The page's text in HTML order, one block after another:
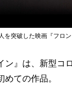
を突破した映画『フロ
ン』は、新型
ての作品。